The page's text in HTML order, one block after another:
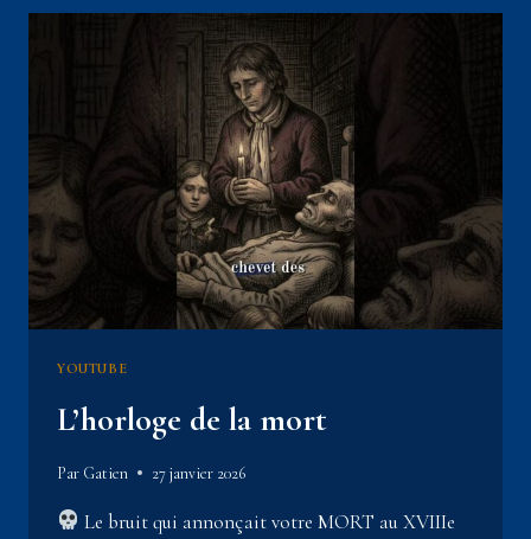
#PARIS
#XVIIIESIÈCLE
#LOUISSÉBASTIENMERCIER
EP20
YOUTUBE
L’horloge de la mort
Par Gatien 27 janvier 2026
Le bruit qui annonçait votre MORT au XVIIIe